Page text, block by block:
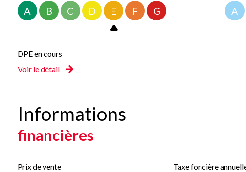
A B C D E F G A
DPE en cours
Voir le détail
Informations
financières
Prix de vente Taxe foncière